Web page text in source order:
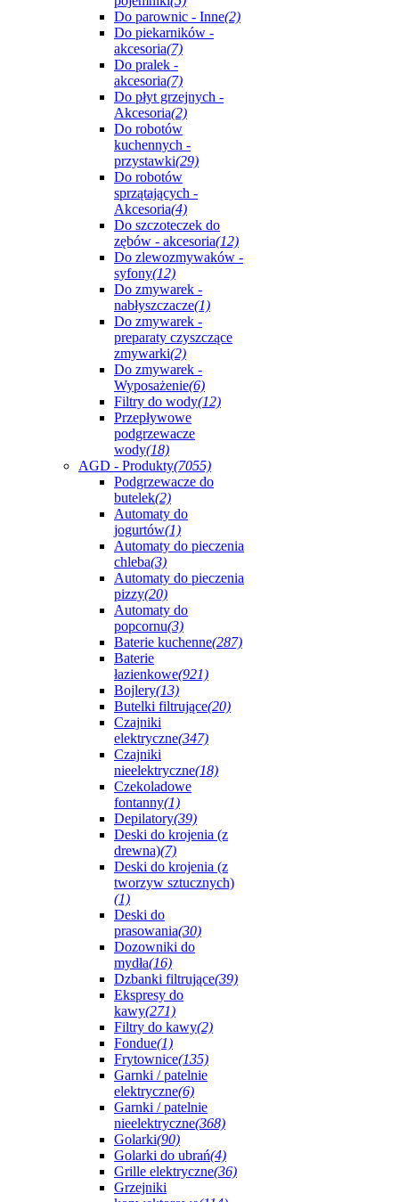
Do parownic - Inne(2)
Do piekarników -
akcesoria(7)
Do pralek -
akcesoria(7)
Do płyt grzejnych -
Akcesoria(2)
Do robotów
kuchennych -
przystawki(29)
Do robotów
sprzątających -
Akcesoria(4)
Do szczoteczek do
zębów - akcesoria(12)
Do zlewozmywaków -
syfony(12)
Do zmywarek -
nabłyszczacze(1)
Do zmywarek -
preparaty czyszczące
zmywarki(2)
Do zmywarek -
Wyposażenie(6)
Filtry do wody(12)
Przepływowe
podgrzewacze
wody(18)
AGD - Produkty(7055)
Podgrzewacze do
butelek(2)
Automaty do
jogurtów(1)
Automaty do pieczenia
chleba(3)
Automaty do pieczenia
pizzy(20)
Automaty do
popcornu(3)
Baterie kuchenne(287)
Baterie
łazienkowe(921)
Bojlery(13)
Butelki filtrujące(20)
Czajniki
elektryczne(347)
Czajniki
nieelektryczne(18)
Czekoladowe
fontanny(1)
Depilatory(39)
Deski do krojenia (z
drewna)(7)
Deski do krojenia (z
tworzyw sztucznych)
(1)
Deski do
prasowania(30)
Dozowniki do
mydła(16)
Dzbanki filtrujące(39)
Ekspresy do
kawy(271)
Filtry do kawy(2)
Fondue(1)
Frytownice(135)
Garnki / patelnie
elektryczne(6)
Garnki / patelnie
nieelektryczne(368)
Golarki(90)
Golarki do ubrań(4)
Grille elektryczne(36)
Grzejniki